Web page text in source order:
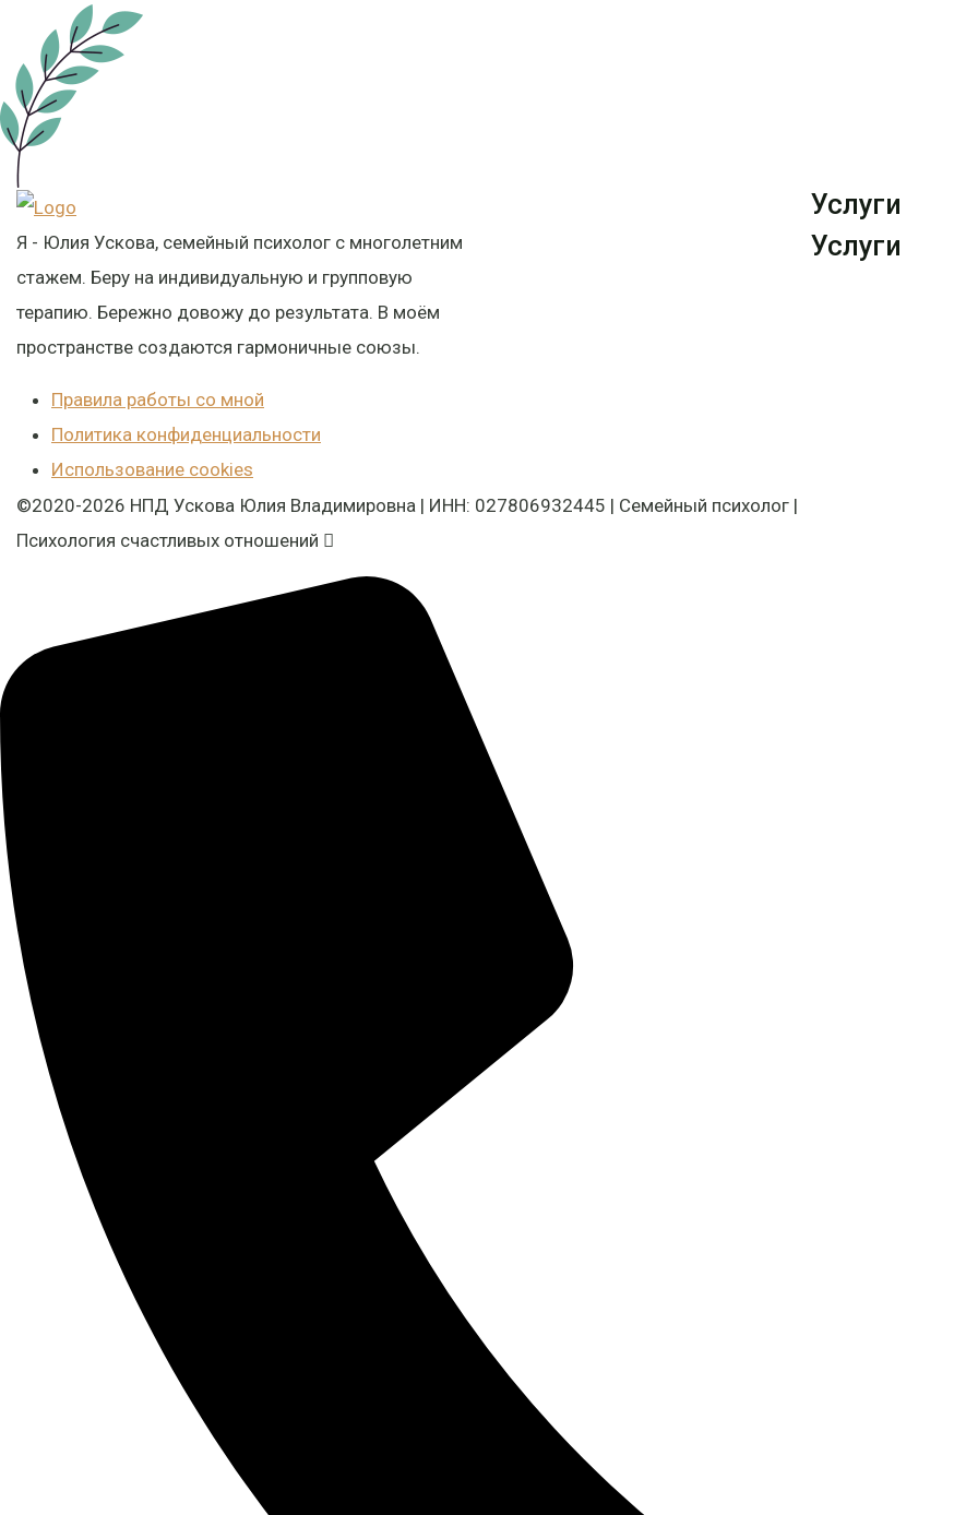
Я - Юлия Ускова, семейный психолог с многолетним
стажем. Беру на индивидуальную и групповую
терапию. Бережно довожу до результата. В моём
пространстве создаются гармоничные союзы.
Правила работы со мной
Политика конфиденциальности
Использование cookies
Услуги
Услуги
©2020-2026 НПД Ускова Юлия Владимировна | ИНН: 027806932445 | Семейный психолог |
Психология счастливых отношений